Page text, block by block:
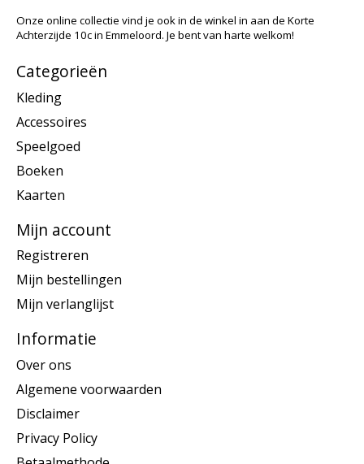
Onze online collectie vind je ook in de winkel in aan de Korte
Achterzijde 10c in Emmeloord. Je bent van harte welkom!
Categorieën
Kleding
Accessoires
Speelgoed
Boeken
Kaarten
Mijn account
Registreren
Mijn bestellingen
Mijn verlanglijst
Informatie
Over ons
Algemene voorwaarden
Disclaimer
Privacy Policy